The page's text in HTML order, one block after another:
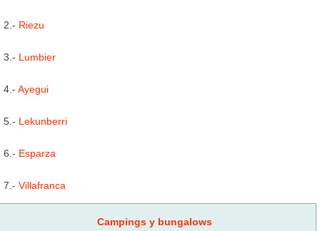
2.- Riezu
3.- Lumbier
4.- Ayegui
5.- Lekunberri
6.- Esparza
7.- Villafranca
Campings y bungalows